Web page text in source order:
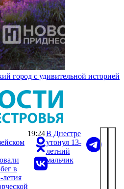
город с удивительной историей
в
летия
19:24В Днестре
утонул 13-
летний
мальчик